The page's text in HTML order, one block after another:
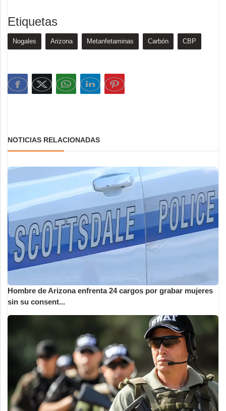
Etiquetas
Nogales Arizona Metanfetaminas Carbón CBP
NOTICIAS RELACIONADAS
Hombre de Arizona enfrenta 24 cargos por grabar mujeres
sin su consent...